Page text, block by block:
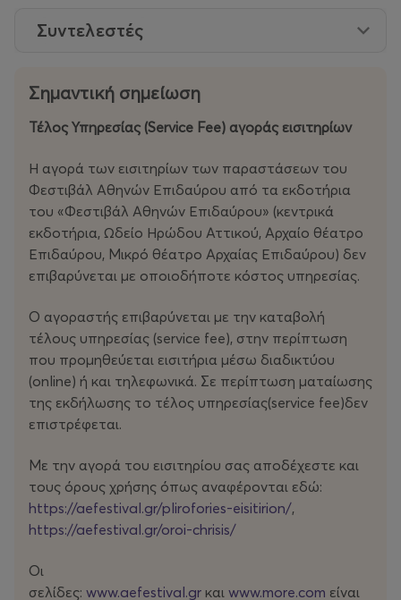
ασθενή· ο Βασίλης Παπαβασιλείου μιλά για τον Τσέχωφ·
μια ηλικιωμένη στην Κομοτηνή απευθύνεται σε έναν
Ξαγοράρης ζωγραφίζει λάβαρα στις αρχές της
κιβωτό
θραυσμάτων από ημιτελείς ιστορίες και ασύνδετες φαι
νομενικά στιγμές που κινηματογραφήθηκαν
μέσα σε διάστημα τριάντα ετών. Ένα παλίμψηστο συνα
ντήσεων με ανθρώπους διαφορετικών εθνοτήτων,
ηλικιών και κοινωνικών τάξεων, όπου οι ζωές άσημων,
δημιουργών και καλλιτεχνών. Η συνειρμική αυτή ύφανση
εικόνων και ήχων –‘ρετάλια’ όπως τα λέει η ίδια–
συνθέτει ένα μωσαϊκό παρόντος και μνήμης, μνήμης
και παρόντος.
Το έργο συμπληρώνεται από σύγχρονες μικροϊστορίες.
αχρησιμοποίητο υλικό της περιόδου 1995-2025, το
οποίο παραπέμπει λοξά στο Ο κόσμος του χθες του
Στέφαν Τσβάιχ, όχι ως νοσταλγία, αλλά ως
επαναπροσδιορισμό του ποιοι είμαστε σήμερα.
Αποσπασματικές στιγμές της πραγματικότητας,
Συντελεστές
Σημαντική σημείωση
Τέλος Υπηρεσίας (Service Fee) αγοράς εισιτηρίων
Η αγορά των εισιτηρίων των παραστάσεων του
Φεστιβάλ Αθηνών Επιδαύρου από τα εκδοτήρια
του «Φεστιβάλ Αθηνών Επιδαύρου» (κεντρικά
εκδοτήρια, Ωδείο Ηρώδου Αττικού, Αρχαίο θέατρο
Επιδαύρου, Μικρό θέατρο Αρχαίας Επιδαύρου) δεν
επιβαρύνεται με οποιοδήποτε κόστος υπηρεσίας.
Ο αγοραστής επιβαρύνεται με την καταβολή
τέλους υπηρεσίας (service fee), στην περίπτωση
που προμηθεύεται εισιτήρια μέσω διαδικτύου
(οnline) ή και τηλεφωνικά. Σε περίπτωση ματαίωσης
της εκδήλωσης το τέλος υπηρεσίας(service fee)δεν
επιστρέφεται.
Με την αγορά του εισιτηρίου σας αποδέχεστε και
τους όρους χρήσης όπως αναφέρονται εδώ:
https://aefestival.gr/plirofories-eisitirion/,
https://aefestival.gr/oroi-chrisis/
Οι
σελίδες: www.aefestival.gr και www.more.com είναι